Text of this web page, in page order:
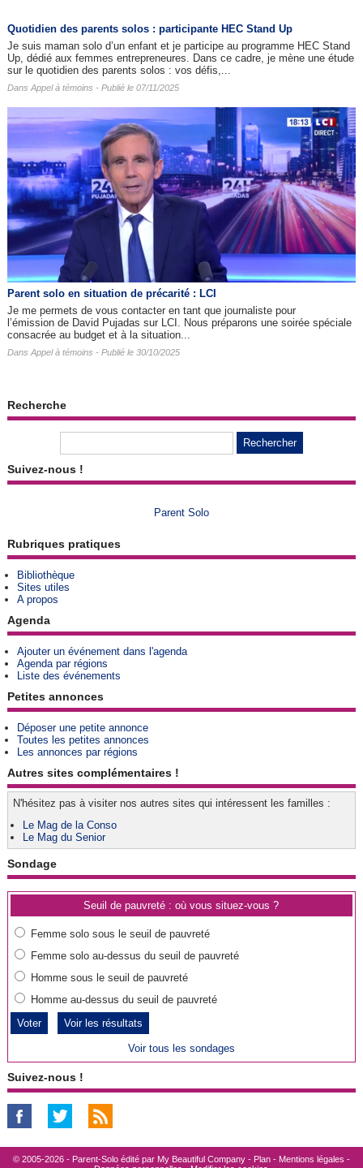
Quotidien des parents solos : participante HEC Stand Up
Je suis maman solo d’un enfant et je participe au programme HEC Stand
Up, dédié aux femmes entrepreneures. Dans ce cadre, je mène une étude
sur le quotidien des parents solos : vos défis,...
Dans Appel à témoins - Publié le 07/11/2025
Parent solo en situation de précarité : LCI
Je me permets de vous contacter en tant que journaliste pour
l’émission de David Pujadas sur LCI. Nous préparons une soirée spéciale
consacrée au budget et à la situation...
Dans Appel à témoins - Publié le 30/10/2025
Recherche
Suivez-nous !
Parent Solo
Rubriques pratiques
Bibliothèque
Sites utiles
A propos
Agenda
Ajouter un événement dans l'agenda
Agenda par régions
Liste des événements
Petites annonces
Déposer une petite annonce
Toutes les petites annonces
Les annonces par régions
Autres sites complémentaires !
N'hésitez pas à visiter nos autres sites qui intéressent les familles :
Le Mag de la Conso
Le Mag du Senior
Sondage
Seuil de pauvreté : où vous situez-vous ?
Femme solo sous le seuil de pauvreté
Femme solo au-dessus du seuil de pauvreté
Homme sous le seuil de pauvreté
Homme au-dessus du seuil de pauvreté
Voir les résultats
Voir tous les sondages
Suivez-nous !
© 2005-2026 - Parent-Solo édité par My Beautiful Company- Plan- Mentions légales -